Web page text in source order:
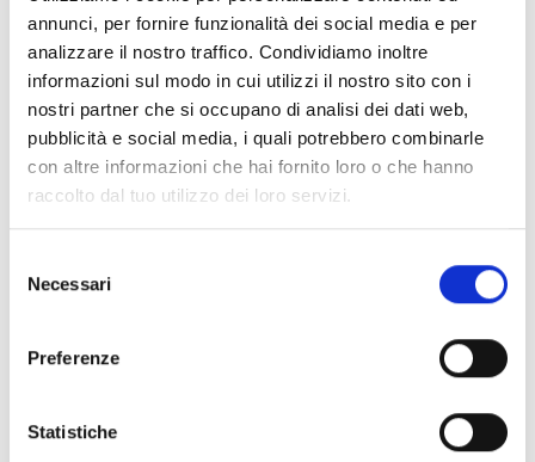
annunci, per fornire funzionalità dei social media e per
analizzare il nostro traffico. Condividiamo inoltre
informazioni sul modo in cui utilizzi il nostro sito con i
nostri partner che si occupano di analisi dei dati web,
pubblicità e social media, i quali potrebbero combinarle
con altre informazioni che hai fornito loro o che hanno
raccolto dal tuo utilizzo dei loro servizi.
delNecessari
Preferenze
Statistiche